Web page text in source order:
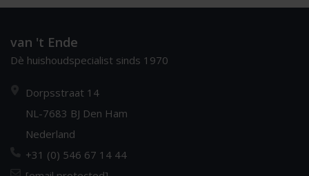
van 't Ende
Dè huishoudspecialist sinds 1970
Dorpsstraat 14
NL-7683 BJ Den Ham
Nederland
+31 (0) 546 67 14 44